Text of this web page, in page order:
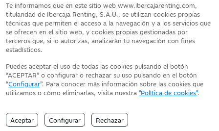
Te informamos que en este sitio web www.ibercajarenting.com,
titularidad de Ibercaja Renting, S.A.U., se utilizan cookies propias
técnicas que permiten el acceso a la navegación y a los servicios que
se ofrecen en el sitio web, y cookies propias gestionadas por
terceros que, si lo autorizas, analizarán tu navegación con fines
estadísticos.
Puedes aceptar el uso de todas las cookies pulsando el botón
“ACEPTAR” o configurar o rechazar su uso pulsando en el botón
“Configurar”. Para conocer más información sobre las cookies que
utilizamos o cómo eliminarlas, visita nuestra "Política de cookies".
Aceptar Configurar Rechazar
ATENCIÓN AL CLIENTE
DECLARACIÓN DE ACCESIBILIDAD
Fecha de Edición: 06/08/2026
Ibercaja Renting, S.A.U. - NIF. A13673835
71735, Inscripción 1);
Domicilio social: Paseo de la Constitución, 4 50008- Zaragoza